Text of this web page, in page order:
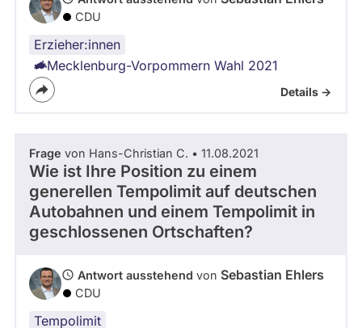
CDU
Erzieher:innen
Mecklenburg-Vorpommern Wahl 2021
Details ->
Frage von Hans-Christian C. • 11.08.2021
Wie ist Ihre Position zu einem
generellen Tempolimit auf deutschen
Autobahnen und einem Tempolimit in
geschlossenen Ortschaften?
Antwort ausstehend von Sebastian Ehlers
CDU
Tempolimit